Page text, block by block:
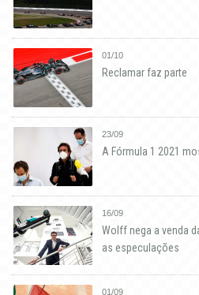
01/10
Reclamar faz parte
23/09
A Fórmula 1 2021
16/09
Wolff nega a venda
as especulações
01/09